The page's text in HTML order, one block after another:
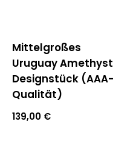
Mittelgroßes
Uruguay Amethyst
Designstück (AAA-
Qualität)
139,00 €